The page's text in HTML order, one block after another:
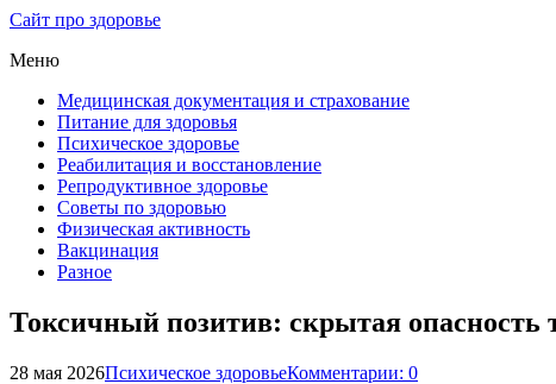
Сайт про здоровье
Меню
Медицинская документация и страхование
Питание для здоровья
Психическое здоровье
Реабилитация и восстановление
Репродуктивное здоровье
Советы по здоровью
Физическая активность
Вакцинация
Разное
Токсичный позитив: скрытая опасность
28 мая 2026Психическое здоровьеКомментарии: 0